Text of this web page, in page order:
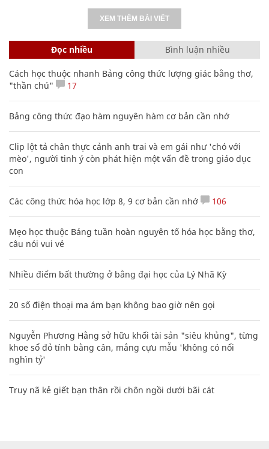
XEM THÊM BÀI VIẾT
Đọc nhiều Bình luận nhiều
Cách học thuộc nhanh Bảng công thức lượng giác bằng thơ,
"thần chú"
17
Bảng công thức đạo hàm nguyên hàm cơ bản cần nhớ
Clip lột tả chân thực cảnh anh trai và em gái như 'chó với
mèo', người tinh ý còn phát hiện một vấn đề trong giáo dục
con
Các công thức hóa học lớp 8, 9 cơ bản cần nhớ 106
Mẹo học thuộc Bảng tuần hoàn nguyên tố hóa học bằng thơ,
câu nói vui vẻ
Nhiều điểm bất thường ở bằng đại học của Lý Nhã Kỳ
20 số điện thoại ma ám bạn không bao giờ nên gọi
Nguyễn Phương Hằng sở hữu khối tài sản "siêu khủng", từng
khoe sổ đỏ tính bằng cân, mắng cựu mẫu 'không có nổi
nghìn tỷ'
Truy nã kẻ giết bạn thân rồi chôn ngồi dưới bãi cát